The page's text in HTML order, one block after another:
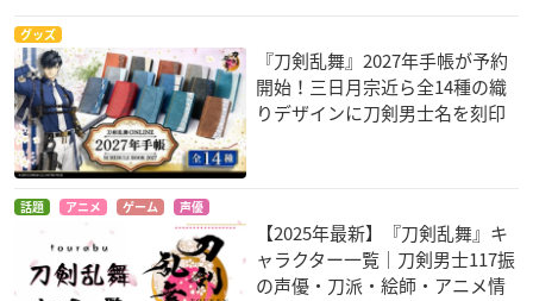
グッズ
『刀剣乱舞』2027年手帳が予約
開始！三日月宗近ら全14種の織
りデザインに刀剣男士名を刻印
話題 アニメ ゲーム 声優
【2025年最新】『刀剣乱舞』キ
ャラクター一覧｜刀剣男士117振
の声優・刀派・絵師・アニメ情